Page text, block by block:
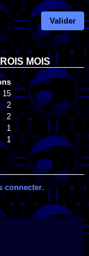
Valider
MOIS
15
2
2
1
1
connecter.